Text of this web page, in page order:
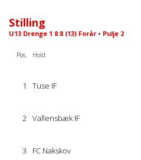
Stilling
U13 Drenge 1 8:8 (13) Forår • Pulje 2
Pos. Hold
1 Tuse IF
2 Vallensbæk IF
3 FC Nakskov